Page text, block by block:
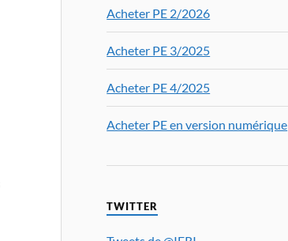
Acheter PE 2/2026
Acheter PE 3/2025
Acheter PE 4/2025
Acheter PE en version numérique
TWITTER